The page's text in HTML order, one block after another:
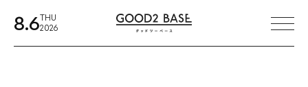
本文までスキップする
8.6THU
2026
メ